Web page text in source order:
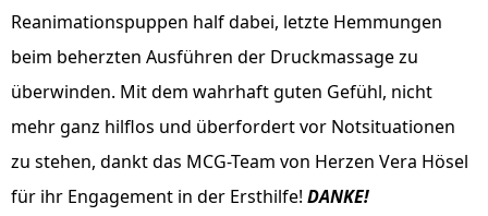
Reanimationspuppen half dabei, letzte Hemmungen
beim beherzten Ausführen der Druckmassage zu
überwinden. Mit dem wahrhaft guten Gefühl, nicht
mehr ganz hilflos und überfordert vor Notsituationen
zu stehen, dankt das MCG-Team von Herzen Vera Hösel
für ihr Engagement in der Ersthilfe! DANKE!